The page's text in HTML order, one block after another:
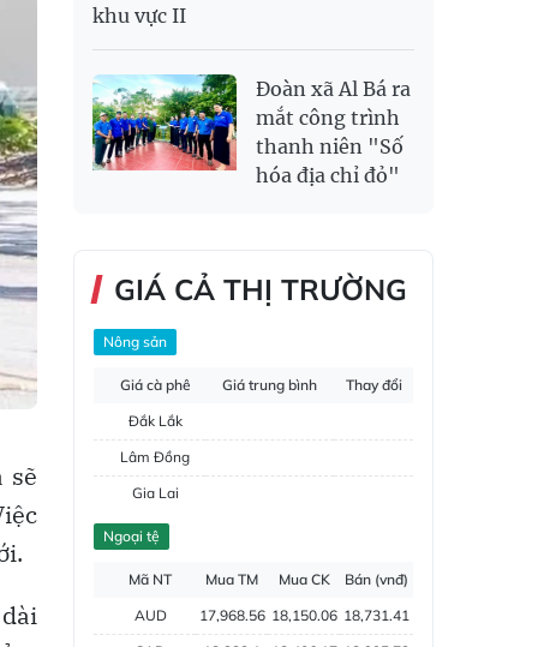
sẽ
khu vực II
Đoàn xã Al Bá ra
mắt công trình
thanh niên "Số
hóa địa chỉ đỏ"
GIÁ CẢ THỊ TRƯỜNG
Nông sản
Giá cà phê Giá trung bình
Thay đổi
Đắk Lắk
Lâm Đồng
Gia Lai
Đắk Nông
Ngoại tệ
Mã NT Mua TM Mua CK
Bán (vnđ)
AUD
17,968.56 18,150.06 18,731.41